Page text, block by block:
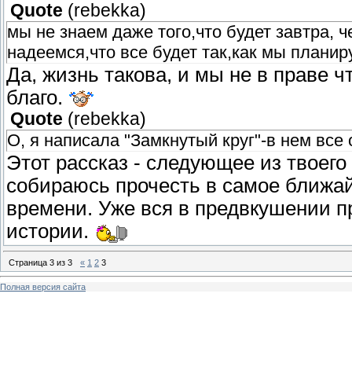
Quote (rebekka)
мы не знаем даже того,что будет завтра,
надеемся,что все будет так,как мы
Да, жизнь такова, и мы не в праве
благо.
Quote (rebekka)
О, я написала "Замкнутый круг"-в нем все
Этот рассказ - следующее из
собираюсь прочесть в самое
времени. Уже вся в предвкушении
истории.
Страница 3 из 3 « 1 2 3
Полная версия сайта